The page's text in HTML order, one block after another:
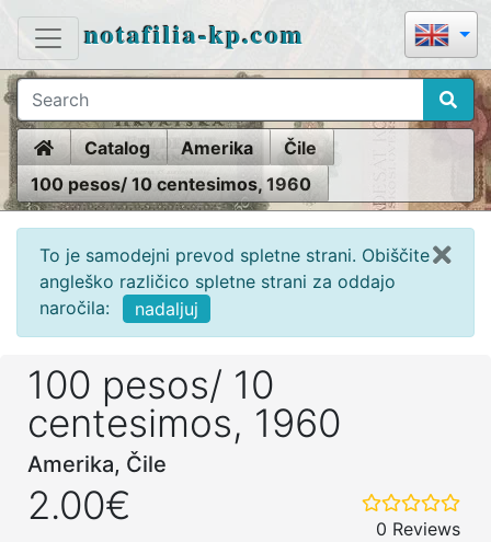
notafilia-kp.com
HomeCatalog Amerika
Čile
100 pesos/ 10 centesimos, 1960
To je samodejni prevod spletne strani. Obiščite
angleško različico spletne strani za oddajo
naročila:
nadaljuj
100 pesos/ 10
centesimos, 1960
Amerika, Čile
2.00€
0 Reviews